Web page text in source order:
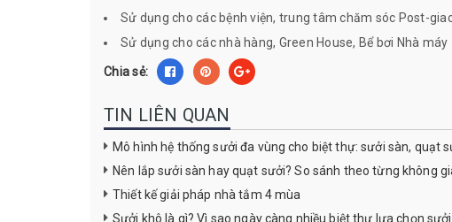
Sử dụng cho các bệnh viện, trung tâm chăm sóc Post-
Sử dụng cho các nhà hàng, Green House, Bể bơi Nhà máy
Chia sẻ:
TIN LIÊN QUAN
Mô hình hệ thống sưởi đa vùng cho biệt thự: sưởi sàn, quạt
Nên lắp sưởi sàn hay quạt sưởi? So sánh theo từng không
Thiết kế giải pháp nhà tắm 4 mùa
Sưởi khô là gì? Vì sao ngày càng nhiều biệt thự lựa chọn